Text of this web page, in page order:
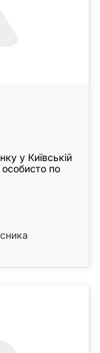
у Київській
по